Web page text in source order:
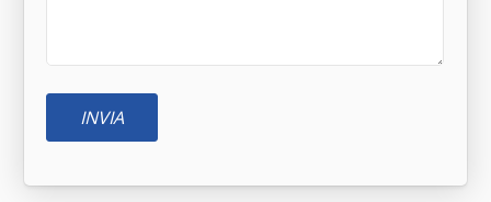
INVIA